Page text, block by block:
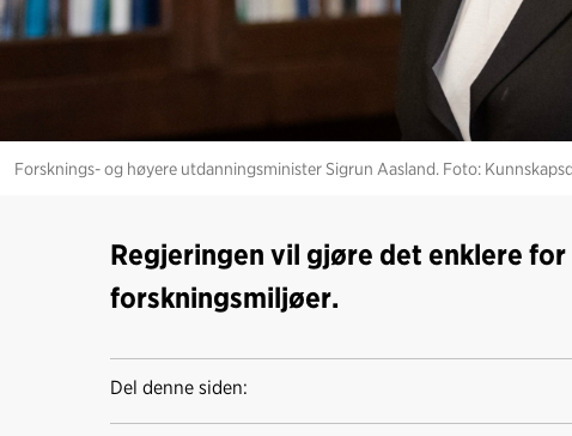
Forsknings- og høyere utdanningsminister Sigrun Aasland. Foto:
Regjeringen vil gjøre det enklere
forskningsmiljøer.
Del denne siden: